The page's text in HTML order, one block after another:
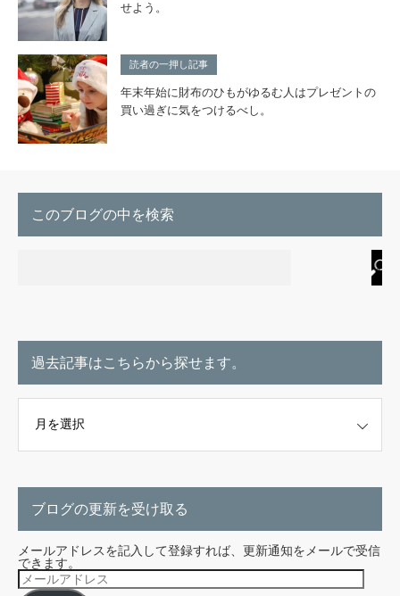
せよう。
読者の一押し記事
年末年始に財布のひもがゆるむ人はプレゼントの
買い過ぎに気をつけるべし。
このブログの中を検索
過去記事はこちらから探せます。
ブログの更新を受け取る
メールアドレスを記入して登録すれば、更新通知をメールで受信
できます。
メ
ー